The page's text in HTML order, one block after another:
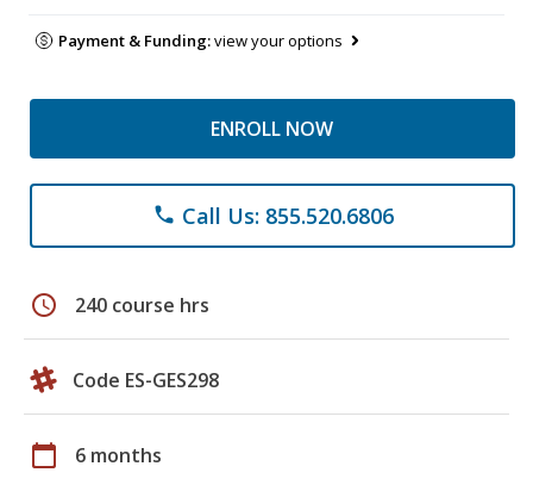
Payment & Funding:view your options
ENROLL NOW
phone Call Us: 855.520.6806
schedule 240 course hrs
Code ES-GES298
calendar_today 6 months